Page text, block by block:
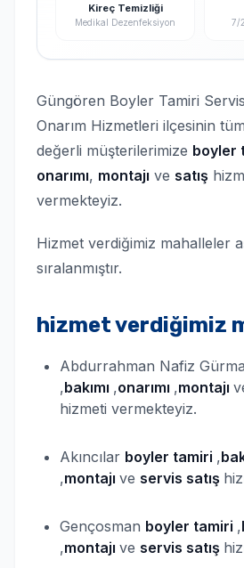
Kireç Temizliği
Medikal Dezenfeksiyon 7/
Güngören Boyler Tamiri
Onarım Hizmetleri ilçesinin
değerli müşterilerimize boyler
onarımı, montajı ve satış
vermekteyiz.
Hizmet verdiğimiz mahalleler
sıralanmıştır.
hizmet verdiğimiz
Abdurrahman Nafiz
,bakımı ,onarımı ,montajı
hizmeti vermekteyiz.
Akıncılar boyler tamiri ,
,montajı ve servis satış
Gençosman boyler tamiri ,
,montajı ve servis satış